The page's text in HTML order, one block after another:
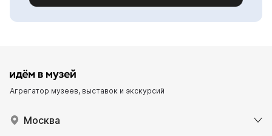
Агрегатор музеев, выставок и экскурсий
Москва